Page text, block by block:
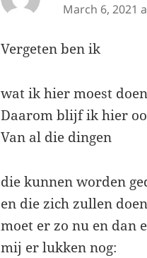
March 6, 2021
Vergeten ben ik
wat ik hier moest
Daarom blijf ik hier
Van al die dingen
die kunnen worden
en die zich zullen
moet er zo nu en dan
mij er lukken nog: